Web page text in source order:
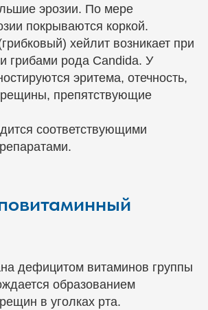
эрозии. По мере
покрываются коркой.
хейлит возникает при
грибами рода Candida. У
эритема, отечность,
препятствующие
соответствующими
дефицитом витаминов группы
образованием
в уголках рта.